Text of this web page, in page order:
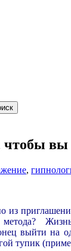
чтобы вы
,
из
выйти на
тупик